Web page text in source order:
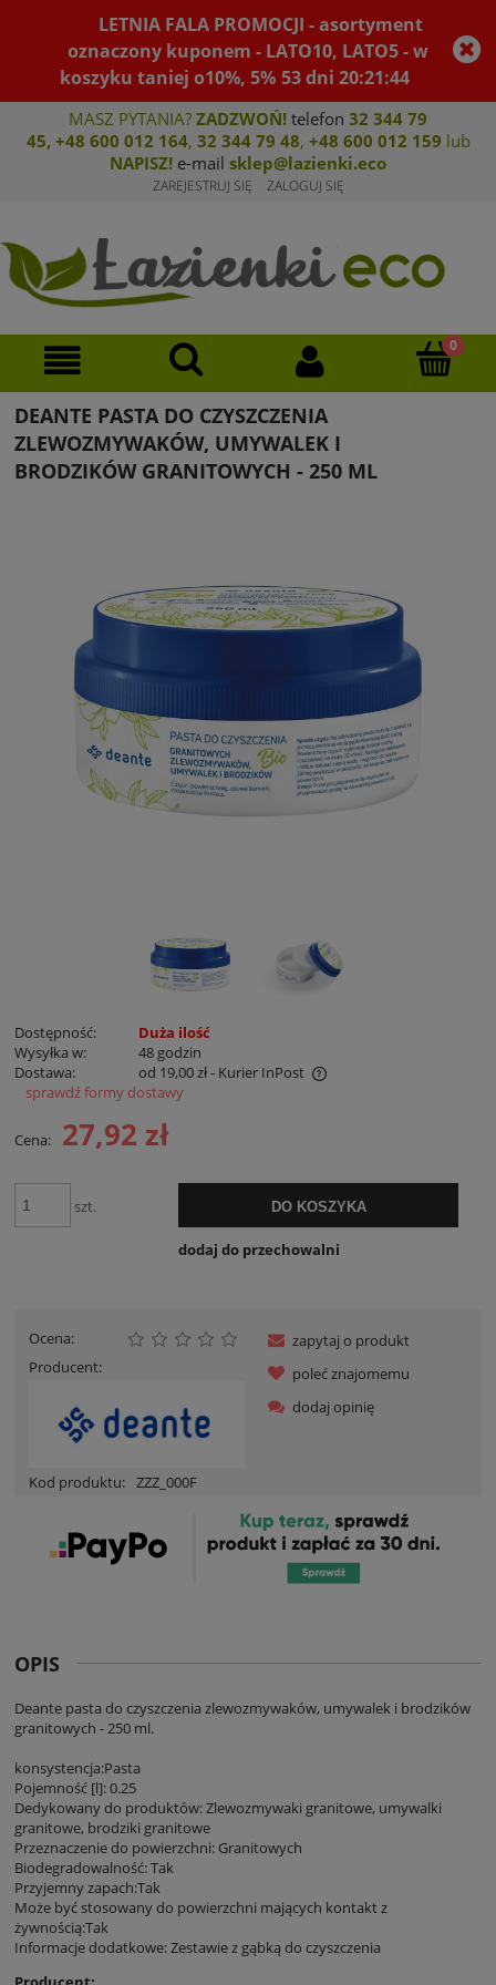
LETNIA FALA PROMOCJI - asortyment
oznaczony kuponem - LATO10, LATO5 - w
koszyku taniej o10%, 5% 53dni20:21:44
MASZ PYTANIA? ZADZWOŃ! telefon 32 344 79
45, +48 600 012 164, 32 344 79 48, +48 600 012 159 lub
NAPISZ! e-mail sklep@lazienki.eco
ZAREJESTRUJ SIĘ ZALOGUJ SIĘ
DEANTE PASTA DO CZYSZCZENIA
ZLEWOZMYWAKÓW, UMYWALEK I
BRODZIKÓW GRANITOWYCH - 250 ML
Dostępność:
Duża ilość
Wysyłka w:
48 godzin
Dostawa:
od 19,00 zł- Kurier InPost
Cena nie zawiera ewentualnych kosztów płatności
sprawdź formy dostawy
Cena: 27,92 zł
szt. DO KOSZYKA
dodaj do przechowalni
Ocena:
Producent:
Kod produktu: ZZZ_000F
zapytaj o produkt
poleć znajomemu
dodaj opinię
OPIS
Deante pasta do czyszczenia zlewozmywaków, umywalek i brodzików
granitowych - 250 ml.
konsystencja:Pasta
Pojemność [l]: 0.25
Dedykowany do produktów: Zlewozmywaki granitowe, umywalki
granitowe, brodziki granitowe
Przeznaczenie do powierzchni: Granitowych
Biodegradowalność: Tak
Przyjemny zapach:Tak
Może być stosowany do powierzchni mających kontakt z
żywnością:Tak
Informacje dodatkowe: Zestawie z gąbką do czyszczenia